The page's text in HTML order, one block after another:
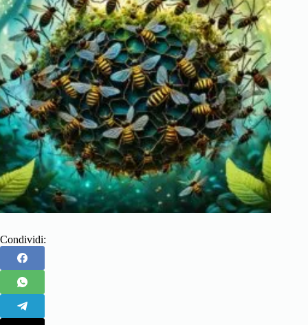
Condividi: